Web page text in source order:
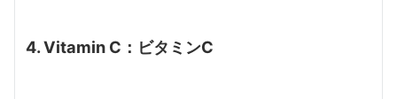
4. Vitamin C：ビタミンC